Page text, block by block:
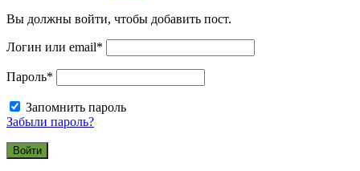
Вы должны войти, чтобы добавить пост.
Логин или email*
Пароль*
Запомнить пароль
Забыли пароль?